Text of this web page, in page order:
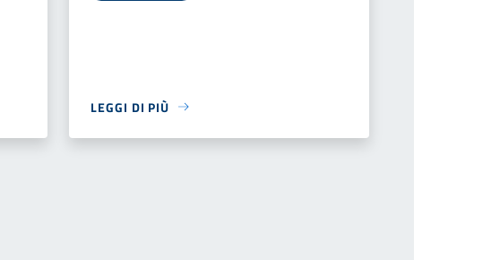
LEGGI DI PIÙ